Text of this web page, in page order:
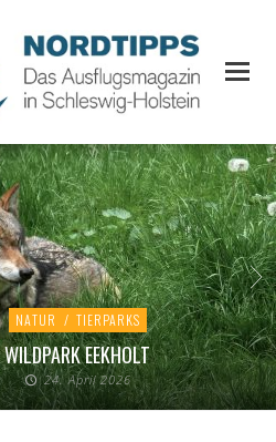
NATUR / TIERPARKS
WILDPARK EEKHOLT
24. April 2026